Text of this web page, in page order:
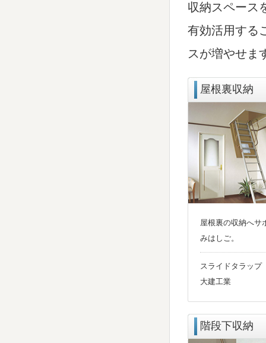
収納スペース
有効活用する
スが増やせま
屋根裏収納
屋根裏の収納へサ
みはしご。
スライドタラップ
大建工業
階段下収納